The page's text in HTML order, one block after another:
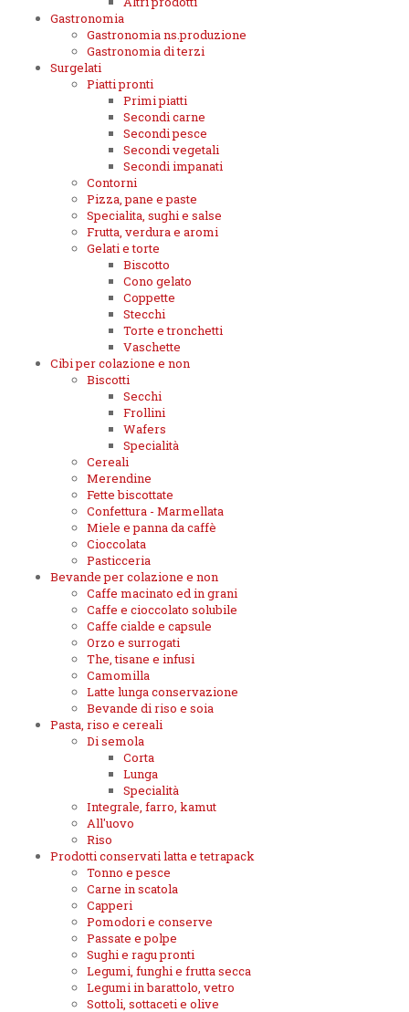
Gastronomia
Gastronomia ns.produzione
Gastronomia di terzi
Surgelati
Piatti pronti
Primi piatti
Secondi carne
Secondi pesce
Secondi vegetali
Secondi impanati
Contorni
Pizza, pane e paste
Specialita, sughi e salse
Frutta, verdura e aromi
Gelati e torte
Biscotto
Cono gelato
Coppette
Stecchi
Torte e tronchetti
Vaschette
Cibi per colazione e non
Biscotti
Secchi
Frollini
Wafers
Specialità
Cereali
Merendine
Fette biscottate
Confettura - Marmellata
Miele e panna da caffè
Cioccolata
Pasticceria
Bevande per colazione e non
Caffe macinato ed in grani
Caffe e cioccolato solubile
Caffe cialde e capsule
Orzo e surrogati
The, tisane e infusi
Camomilla
Latte lunga conservazione
Bevande di riso e soia
Pasta, riso e cereali
Di semola
Corta
Lunga
Specialità
Integrale, farro, kamut
All'uovo
Riso
Prodotti conservati latta e tetrapack
Tonno e pesce
Carne in scatola
Capperi
Pomodori e conserve
Passate e polpe
Sughi e ragu pronti
Legumi, funghi e frutta secca
Legumi in barattolo, vetro
Sottoli, sottaceti e olive